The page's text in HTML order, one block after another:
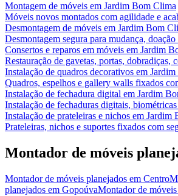
Montagem de móveis em Jardim Bom Clima
Móveis novos montados com agilidade e
Desmontagem de móveis em Jardim Bom
Desmontagem segura para mudança, doação
Consertos e reparos em móveis em Jardim
Restauração de gavetas, portas, dobradiças,
Instalação de quadros decorativos em
Quadros, espelhos e gallery walls fixados
Instalação de fechadura digital em Jardim
Instalação de fechaduras digitais,
Instalação de prateleiras e nichos em Jardim
Prateleiras, nichos e suportes fixados com
Montador de móveis
Montador de móveis planejados em Centro
planejados em GopoúvaMontador de